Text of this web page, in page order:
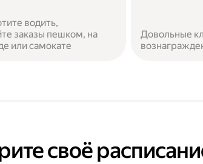
водить,
заказы пешком, на
или самокате
Довольные
своё